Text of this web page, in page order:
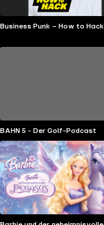
Business Punk – How to Hack
BAHN 5 - Der Golf-Podcast